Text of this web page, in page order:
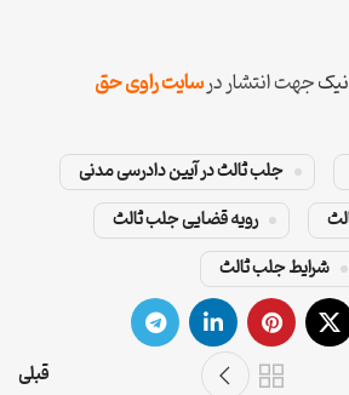
جهت انتشار در سایت راوی حق
جلب ثالث در آیین دادرسی مدنی
رویه قضایی جلب ثالث
شرایط جلب ثالث
قبلی